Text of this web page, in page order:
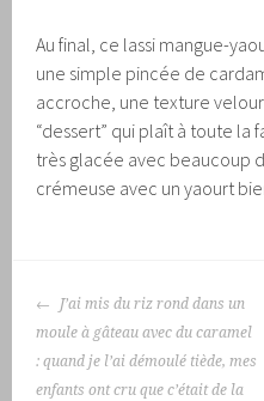
Au final, ce lassi mangue-
une simple pincée de
accroche, une texture
“dessert” qui plaît à toute la
très glacée avec beaucoup
crémeuse avec un yaourt
NAVIGATION
DES
ARTICLES
J’ai mis du riz rond dans un
moule à gâteau avec du caramel
: quand je l’ai démoulé tiède, mes
enfants ont cru que c’était de la